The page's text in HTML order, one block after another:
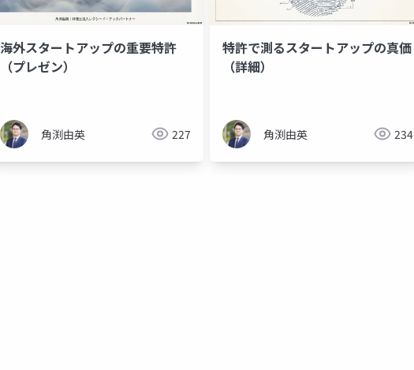
海外スタートアップの重要特許
（プレゼン）
角渕由英 227
特許で測るスタートアップの真価
（詳細）
角渕由英 234